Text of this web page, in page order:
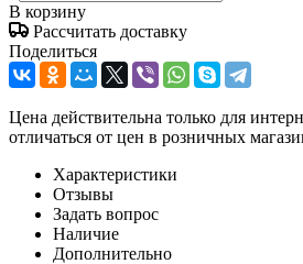
В корзину
Рассчитать доставку
Поделиться
Цена действительна только для
отличаться от цен в розничных
Характеристики
Отзывы
Задать вопрос
Наличие
Дополнительно